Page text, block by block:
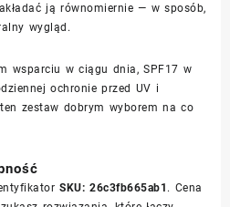
ją równomiernie — w sposób,
wygląd.
wsparciu w ciągu dnia, SPF17 w
ochronie przed UV i
zestaw dobrym wyborem na co
SKU: 26c3fb665ab1 . Cena